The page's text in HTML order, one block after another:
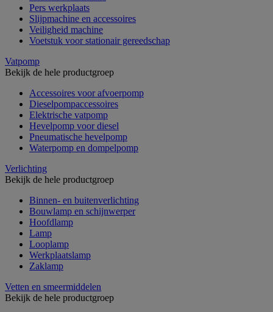
Pers werkplaats
Slijpmachine en accessoires
Veiligheid machine
Voetstuk voor stationair gereedschap
Vatpomp
Bekijk de hele productgroep
Accessoires voor afvoerpomp
Dieselpompaccessoires
Elektrische vatpomp
Hevelpomp voor diesel
Pneumatische hevelpomp
Waterpomp en dompelpomp
Verlichting
Bekijk de hele productgroep
Binnen- en buitenverlichting
Bouwlamp en schijnwerper
Hoofdlamp
Lamp
Looplamp
Werkplaatslamp
Zaklamp
Vetten en smeermiddelen
Bekijk de hele productgroep